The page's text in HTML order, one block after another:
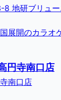
8 地研ブリュ
展開のカラオ
円寺南口店
南口店